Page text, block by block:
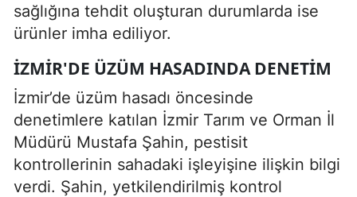
sağlığına tehdit oluşturan durumlarda ise
ürünler imha ediliyor.
İZMIR'DE ÜZÜM HASADINDA DENETIM
İzmir’de üzüm hasadı öncesinde
denetimlere katılan İzmir Tarım ve Orman İl
Müdürü Mustafa Şahin, pestisit
kontrollerinin sahadaki işleyişine ilişkin bilgi
verdi. Şahin, yetkilendirilmiş kontrol